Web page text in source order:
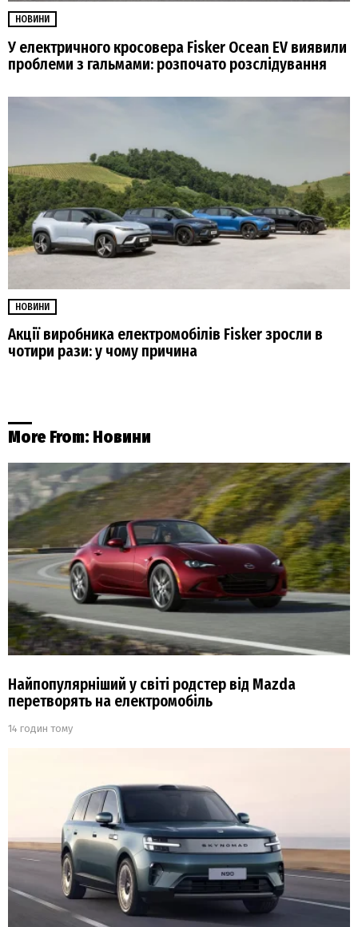
НОВИНИ
У електричного кросовера Fisker Ocean EV виявили
проблеми з гальмами: розпочато розслідування
НОВИНИ
Акції виробника електромобілів Fisker зросли в
чотири рази: у чому причина
More From: Новини
Найпопулярніший у світі родстер від Mazda
перетворять на електромобіль
14 годин тому